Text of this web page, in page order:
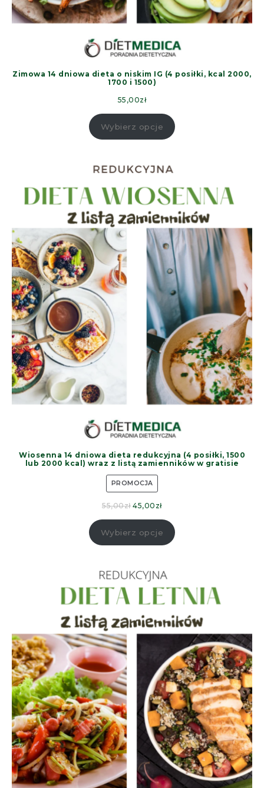
Zimowa 14 dniowa dieta o niskim IG (4 posiłki, kcal 2000,
1700 i 1500)
55,00zł
Wybierz opcje
Wiosenna 14 dniowa dieta redukcyjna (4 posiłki, 1500
lub 2000 kcal) wraz z listą zamienników w gratisie
PROMOCJA
55,00zł 45,00 zł
Wybierz opcje